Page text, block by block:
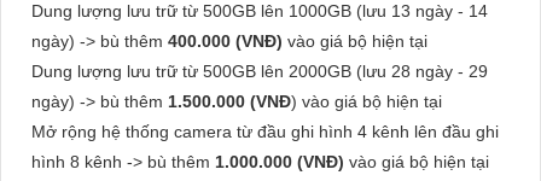
Dung lượng lưu trữ từ 500GB lên 1000GB (lưu 13 ngày - 14
ngày) -> bù thêm 400.000 (VNĐ) vào giá bộ hiện tại
Dung lượng lưu trữ từ 500GB lên 2000GB (lưu 28 ngày - 29
ngày) -> bù thêm 1.500.000 (VNĐ) vào giá bộ hiện tại
Mở rộng hệ thống camera từ đầu ghi hình 4 kênh lên đầu ghi
hình 8 kênh -> bù thêm 1.000.000 (VNĐ) vào giá bộ hiện tại